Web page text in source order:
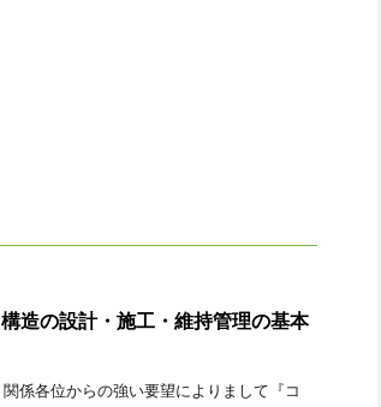
造の設計・施工・維持管理の基本
係各位からの強い要望によりまして『コ